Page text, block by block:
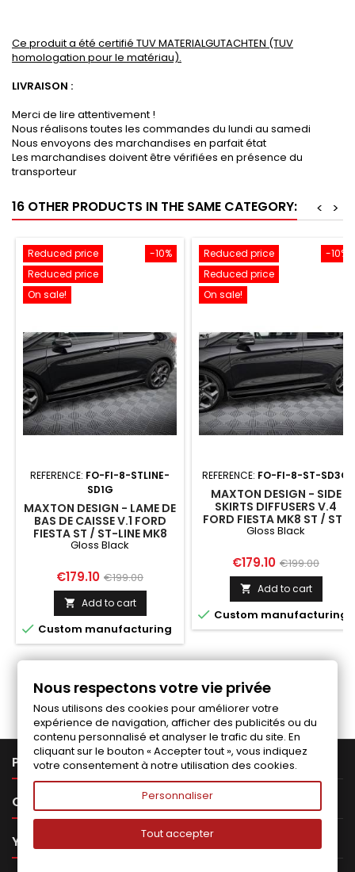
Ce produit a été certifié TUV MATERIALGUTACHTEN (TUV
homologation pour le matériau).
LIVRAISON :
Merci de lire attentivement !
Nous réalisons toutes les commandes du lundi au samedi
Nous envoyons des marchandises en parfait état
Les marchandises doivent être vérifiées en présence du
transporteur
16 OTHER PRODUCTS IN THE SAME CATEGORY: >
<
-10%
Reduced price
Reduced price
On sale!
REFERENCE: FO-FI-8-STLINE-
SD1G
MAXTON DESIGN - LAME DE
BAS DE CAISSE V.1 FORD
FIESTA ST / ST-LINE MK8
Gloss Black
Price
€179.10 Regular
price
€199.00
 Add to cart
 Custom manufacturing
-10%
Reduced price
Reduced price
On sale!
REFERENCE: FO-FI-8-ST-SD3G
MAXTON DESIGN - SIDE
SKIRTS DIFFUSERS V.4
FORD FIESTA MK8 ST / ST-
LINE GLOSS BLACK
Gloss Black
Price
€179.10 Regular
price
€199.00
 Add to cart
 Custom manufacturing
Follow us on Facebook
PRODUCTS
OUR COMPANY
YOUR ACCOUNT
Nous respectons votre vie privée
Nous utilisons des cookies pour améliorer votre
expérience de navigation, afficher des publicités ou du
contenu personnalisé et analyser le trafic du site. En
cliquant sur le bouton « Accepter tout », vous indiquez
votre consentement à notre utilisation des cookies.
Personnaliser
Tout accepter